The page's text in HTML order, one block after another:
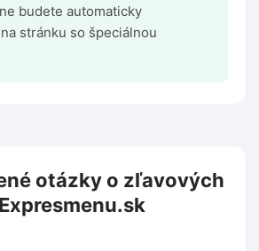
budete automaticky
stránku so špeciálnou
otázky o zľavových